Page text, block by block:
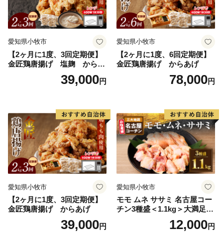
愛知県小牧市
【2ヶ月に1度、3回定期便】
金匠鶏唐揚げ 塩麹 からあ
39,000円
愛知県小牧市
【2ヶ月に1度、6回定期便】
金匠鶏唐揚げ からあげ
78,000円
愛知県小牧市
【2ヶ月に1度、3回定期便】
金匠鶏唐揚げ からあげ
39,000円
愛知県小牧市
モモ ムネ ササミ 名古屋コー
チン3種盛＜1.1kg＞大満足セ
ット 地鶏 鶏肉12,000円